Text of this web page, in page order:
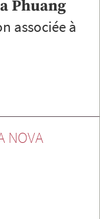
Phuang
associée à
NOVA